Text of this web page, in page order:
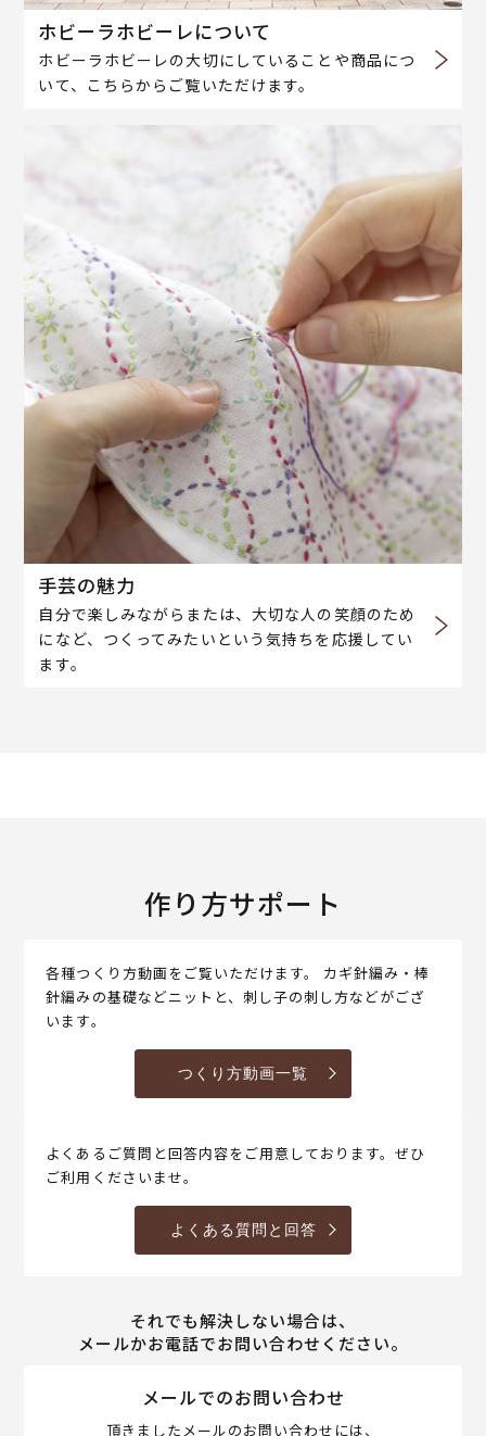
ホビーラホビーレについて
ホビーラホビーレの大切にしていることや商品につ
いて、こちらからご覧いただけます。
手芸の魅力
自分で楽しみながらまたは、大切な人の笑顔のため
になど、つくってみたいという気持ちを応援してい
ます。
作り方サポート
各種つくり方動画をご覧いただけます。 カギ針編み・棒
針編みの基礎などニットと、刺し子の刺し方などがござ
います。
つくり方動画一覧
よくあるご質問と回答内容をご用意しております。ぜひ
ご利用くださいませ。
よくある質問と回答
それでも解決しない場合は、
メールかお電話でお問い合わせください。
メールでのお問い合わせ
頂きましたメールのお問い合わせには、